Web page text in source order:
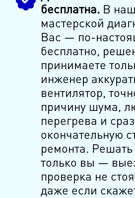
бесплатна.В
мастерской
Вас — по-
бесплатно,
принимаете
инженер
вентилятор,
причину шума,
перегрева и
окончательную
ремонта. Решать
только вы —
проверка не
даже если